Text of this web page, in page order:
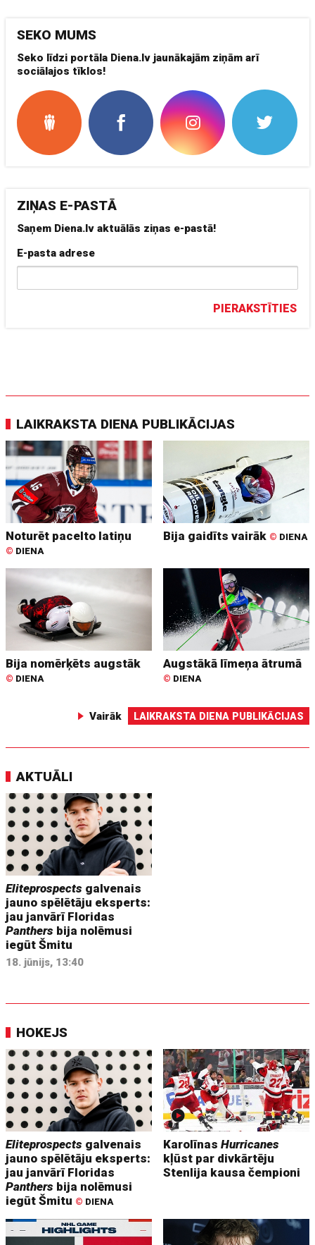
SEKO MUMS
Seko līdzi portāla Diena.lv jaunākajām ziņām arī
sociālajos tīklos!
ZIŅAS E-PASTĀ
Saņem Diena.lv aktuālās ziņas e-pastā!
E-pasta adrese
PIERAKSTĪTIES
LAIKRAKSTA DIENA PUBLIKĀCIJAS
Noturēt pacelto latiņu
© DIENA
Bija gaidīts vairāk © DIENA
Bija nomērķēts augstāk
© DIENA
Augstākā līmeņa ātrumā
© DIENA
Vairāk LAIKRAKSTA DIENA PUBLIKĀCIJAS
AKTUĀLI
Eliteprospects galvenais
jauno spēlētāju eksperts:
jau janvārī Floridas
Panthers bija nolēmusi
iegūt Šmitu
18. jūnijs, 13:40
HOKEJS
Eliteprospects galvenais
jauno spēlētāju eksperts:
jau janvārī Floridas
Panthers bija nolēmusi
iegūt Šmitu © DIENA
KarolīnasHurricanes
kļūst par divkārtēju
Stenlija kausa čempioni